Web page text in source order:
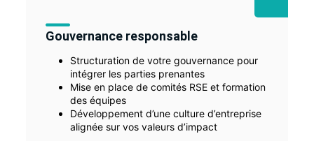
Gouvernance responsable
Structuration de votre gouvernance pour
intégrer les parties prenantes
Mise en place de comités RSE et formation
des équipes
Développement d’une culture d’entreprise
alignée sur vos valeurs d’impact